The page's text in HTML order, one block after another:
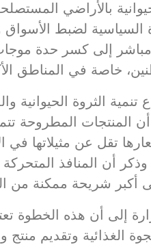
بالأراضي
السياسية لضبط
إلى كسر حدة موجات
خاصة في المناطق
الثروة الحيوانية
المنتجات المطروحة
تقل عن مثيلاتها في
إلى 25%. وذكر أن المنافذ
أكبر شريحة ممكنة من
إلى أن هذه الخطوة
الغذائية وتقديم